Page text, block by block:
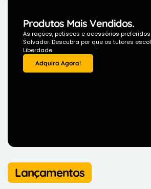
Produtos Mais Vendidos.
As rações, petiscos e acessórios
Salvador. Descubra por que os tutores
Liberdade.
Adquira Agora!
Lançamentos